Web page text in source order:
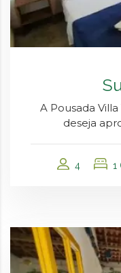
A Pousada
deseja
4 1